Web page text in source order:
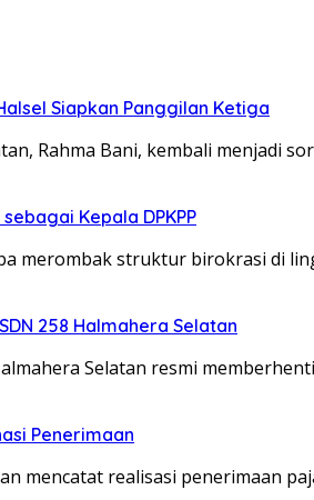
Siapkan Panggilan Ketiga
Rahma Bani, kembali menjadi
Kepala DPKPP
merombak struktur birokrasi di
258 Halmahera Selatan
Selatan resmi
Penerimaan
mencatat realisasi penerimaan